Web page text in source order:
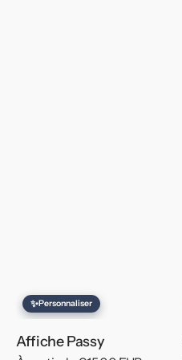
✨Personnaliser
Affiche Passy